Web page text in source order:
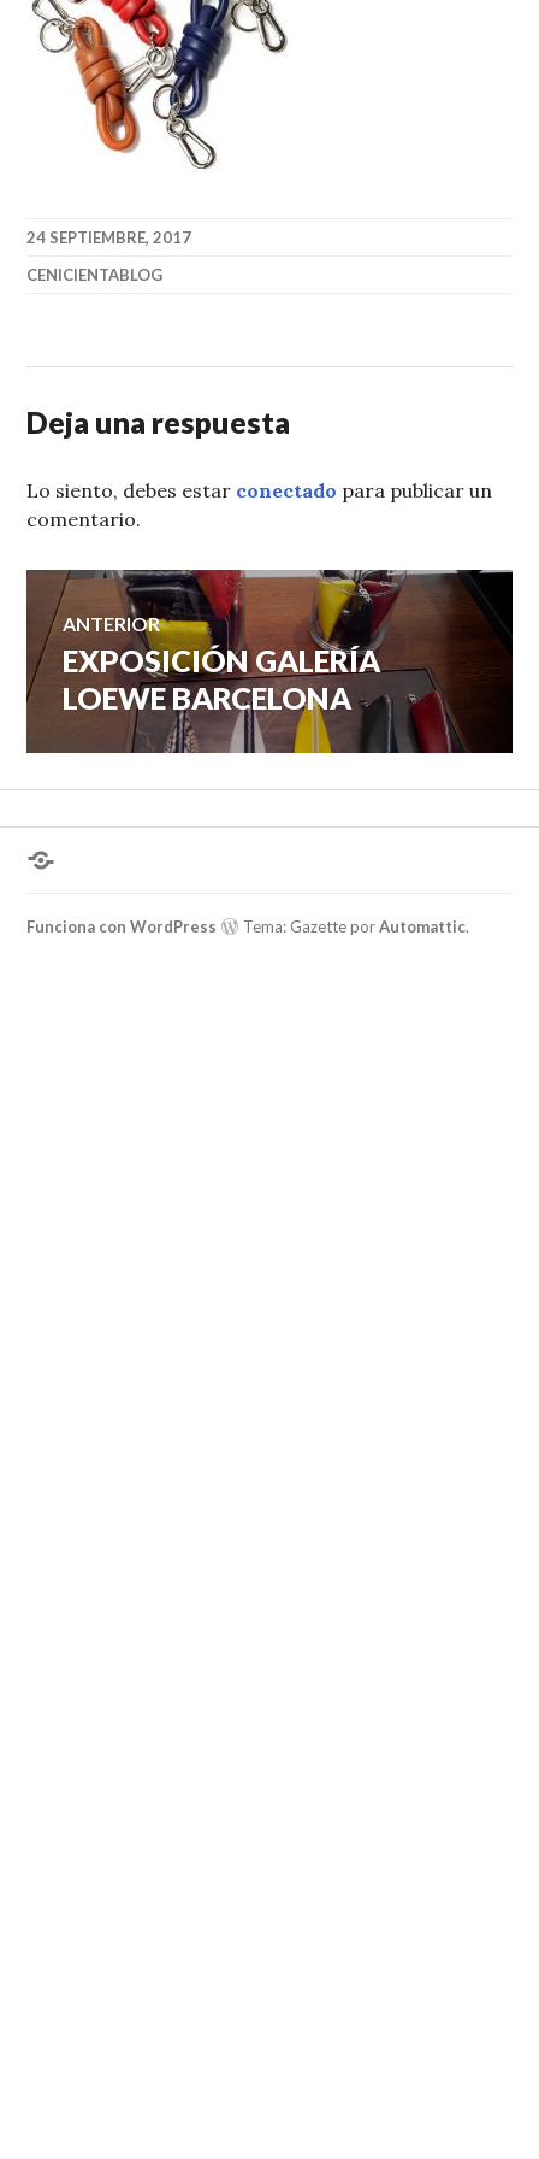
24 SEPTIEMBRE, 2017
CENICIENTABLOG
Deja una respuesta
Lo siento, debes estar conectado para publicar un
comentario.
Navegación
de
entradas
ANTERIOR
Entrada
anterior:
EXPOSICIÓN GALERÍA
LOEWE BARCELONA
Funciona con WordPress Tema: Gazette porAutomattic.